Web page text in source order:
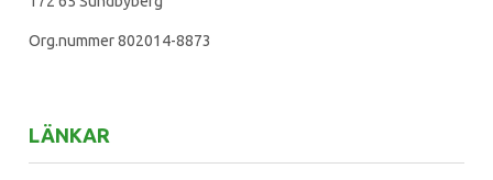
Org.nummer 802014-8873
LÄNKAR